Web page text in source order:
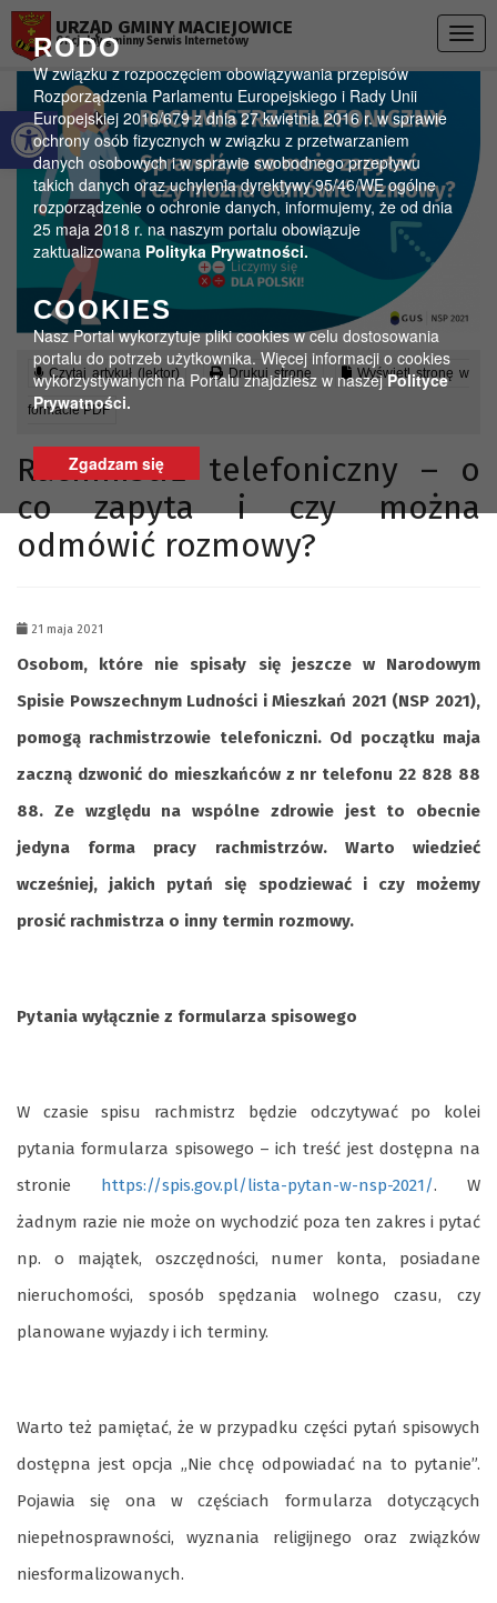
Otwórz pasek narzędzi
RODO
W związku z rozpoczęciem obowiązywania przepisów
Rozporządzenia Parlamentu Europejskiego i Rady Unii
Europejskiej 2016/679 z dnia 27 kwietnia 2016 r. w sprawie
ochrony osób fizycznych w związku z przetwarzaniem
danych osobowych i w sprawie swobodnego przepływu
takich danych oraz uchylenia dyrektywy 95/46/WE ogólne
rozporządzenie o ochronie danych, informujemy, że od dnia
25 maja 2018 r. na naszym portalu obowiązuje
zaktualizowana Polityka Prywatności.
COOKIES
Nasz Portal wykorzytuje pliki cookies w celu dostosowania
portalu do potrzeb użytkownika. Więcej informacji o cookies
wykorzystywanych na Portalu znajdziesz w naszejPolityce
Prywatności.
Zgadzam się
URZĄD GMINY MACIEJOWICE
Oficjalny gminny Serwis Internetowy
Czytaj artykuł (lektor) Drukuj stronę Wyświetl stronę w
formacie PDF
Rachmistrz telefoniczny – o
co zapyta i czy można
odmówić rozmowy?
21 maja 2021
Osobom, które nie spisały się jeszcze w Narodowym
Spisie Powszechnym Ludności i Mieszkań 2021 (NSP 2021),
pomogą rachmistrzowie telefoniczni. Od początku maja
zaczną dzwonić do mieszkańców z nr telefonu 22 828 88
88. Ze względu na wspólne zdrowie jest to obecnie
jedyna forma pracy rachmistrzów. Warto wiedzieć
wcześniej, jakich pytań się spodziewać i czy możemy
prosić rachmistrza o inny termin rozmowy.
Pytania wyłącznie z formularza spisowego
W czasie spisu rachmistrz będzie odczytywać po kolei
pytania formularza spisowego – ich treść jest dostępna na
stronie https://spis.gov.pl/lista-pytan-w-nsp-2021/. W
żadnym razie nie może on wychodzić poza ten zakres i pytać
np. o majątek, oszczędności, numer konta, posiadane
nieruchomości, sposób spędzania wolnego czasu, czy
planowane wyjazdy i ich terminy.
Warto też pamiętać, że w przypadku części pytań spisowych
dostępna jest opcja „Nie chcę odpowiadać na to pytanie”.
Pojawia się ona w częściach formularza dotyczących
niepełnosprawności, wyznania religijnego oraz związków
niesformalizowanych.